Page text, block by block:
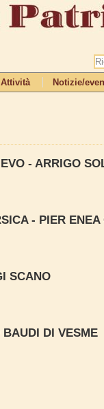
Attività Notizie/
- ARRIGO
- PIER ENEA
SCANO
DI VESME